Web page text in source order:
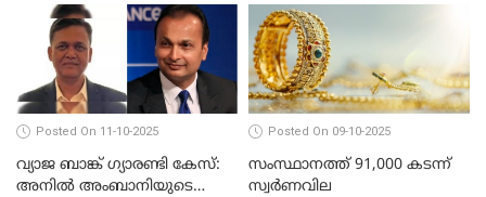
Posted On 11-10-2025
വ്യാജ ബാങ്ക് ഗ്യാരണ്ടി കേസ്:
അനിൽ അംബാനിയുടെ
Posted On 09-10-2025
സംസ്ഥാനത്ത് 91,000 കടന്ന്
സ്വര്‍ണവില